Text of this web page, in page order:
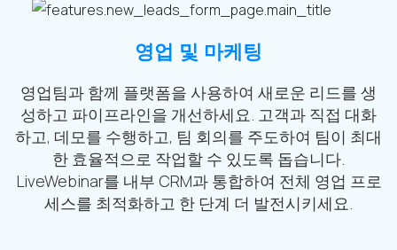
영업 및 마케팅
영업팀과 함께 플랫폼을 사용하여 새로운 리드를 생
성하고 파이프라인을 개선하세요. 고객과 직접 대화
하고, 데모를 수행하고, 팀 회의를 주도하여 팀이 최대
한 효율적으로 작업할 수 있도록 돕습니다.
LiveWebinar를 내부 CRM과 통합하여 전체 영업 프로
세스를 최적화하고 한 단계 더 발전시키세요.